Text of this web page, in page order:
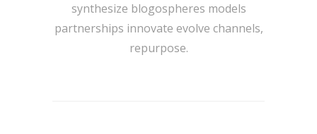
synthesize blogospheres models
partnerships innovate evolve channels,
repurpose.